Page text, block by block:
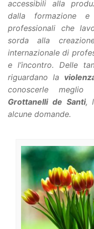
accessibili alla
dalla formazione e
professionali che
sorda alla
internazionale di
e l’incontro. Delle
riguardano la
conoscerle
Grottanelli de Santi,
alcune domande.